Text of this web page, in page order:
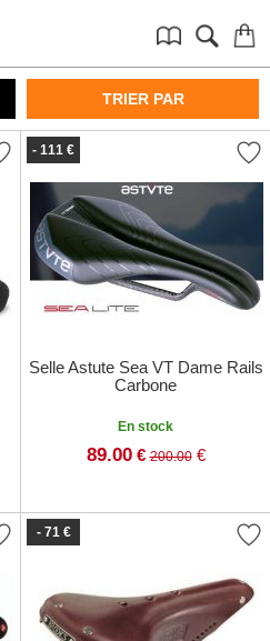
TRIER PAR
- 111 €
Selle Astute Sea VT Dame Rails
Carbone
En stock
89.00 € 200.00€
- 71 €